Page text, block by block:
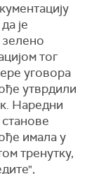
је
зелено
тог
уговора
утврдили
Наредни
имала у
тренутку,